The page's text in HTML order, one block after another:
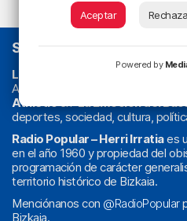
SOBRE NOSOTROS
La radio sin cadenas
. Desde
Actualidad y
Athletic
deportes, sociedad, cultura,
Radio Popular – Herri Irratiaes
en el año 1960 y propiedad del
programación de carácter
territorio histórico de Bizkaia.
Menciónanos con @RadioPopular
Bizkaia.
Aceptar
Powered by